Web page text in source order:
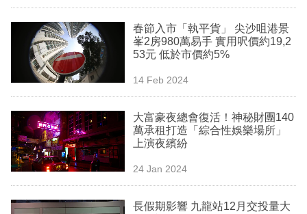
區
春節入市「執平貨」 尖沙咀港景
峯2房980萬易手 實用呎價約19,2
53元 低於市價約5%
14 Feb 2024
大富豪夜總會復活！神秘財團140
萬承租打造「綜合性娛樂場所」
上演夜繽紛
24 Jan 2024
長假期影響 九龍站12月交投量大